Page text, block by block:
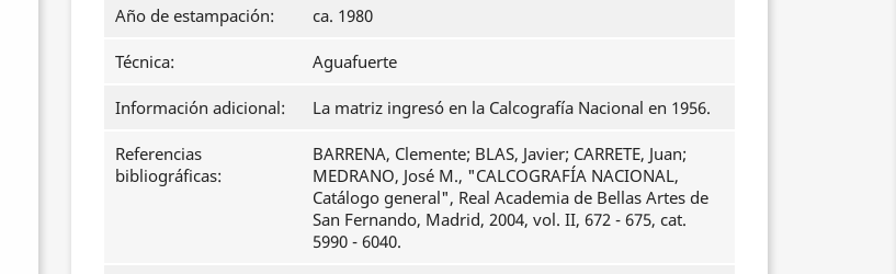
Año de estampación: ca. 1980
Técnica: Aguafuerte
Información adicional: La matriz ingresó en la Calcografía Nacional en 1956.
Referencias
bibliográficas:
BARRENA, Clemente; BLAS, Javier; CARRETE, Juan;
MEDRANO, José M., "CALCOGRAFÍA NACIONAL,
Catálogo general", Real Academia de Bellas Artes de
San Fernando, Madrid, 2004, vol. II, 672 - 675, cat.
5990 - 6040.